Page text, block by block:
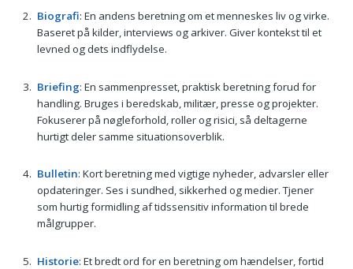
Biografi: En andens beretning om et menneskes liv og virke.
Baseret på kilder, interviews og arkiver. Giver kontekst til et
levned og dets indflydelse.
Briefing: En sammenpresset, praktisk beretning forud for
handling. Bruges i beredskab, militær, presse og projekter.
Fokuserer på nøgleforhold, roller og risici, så deltagerne
hurtigt deler samme situationsoverblik.
Bulletin: Kort beretning med vigtige nyheder, advarsler eller
opdateringer. Ses i sundhed, sikkerhed og medier. Tjener
som hurtig formidling af tidssensitiv information til brede
målgrupper.
Historie: Et bredt ord for en beretning om hændelser, fortid